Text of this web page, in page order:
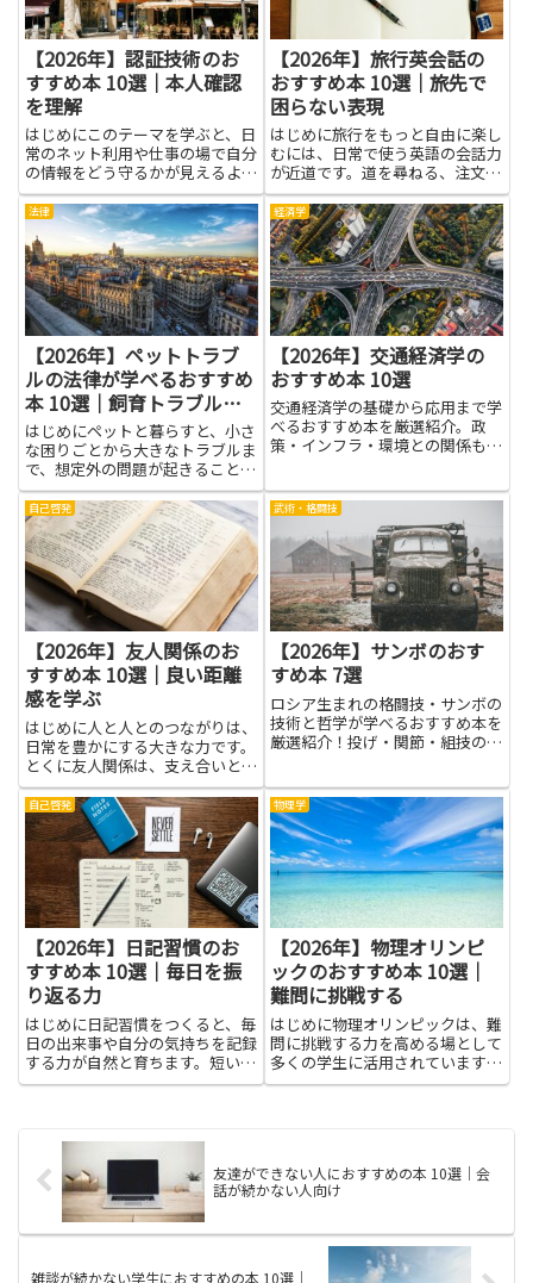
【2026年】認証技術のお
すすめ本 10選｜本人確認
を理解
はじめにこのテーマを学ぶと、日
常のネット利用や仕事の場で自分
の情報をどう守るかが見えるよう
になります。認証技術は、だれか
があなたの名を使って動くのを防
ぎ、本人確認のしくみを理解する
力を育ててくれます。メールや
SNS、オンラインショッピング
な...
【2026年】旅行英会話の
おすすめ本 10選｜旅先で
困らない表現
はじめに旅行をもっと自由に楽し
むには、日常で使う英語の会話力
が近道です。道を尋ねる、注文を
する、緊急時の連絡など、旅先で
よく使う場面で自分の言葉で伝え
られると安心感が広がります。こ
の記事では、旅行英会話を学ぶ人
に役立つ本の魅力をわかりやす
く...
法律
【2026年】ペットトラブ
ルの法律が学べるおすすめ
本 10選｜飼育トラブルを
防ぐ
はじめにペットと暮らすと、小さ
な困りごとから大きなトラブルま
で、想定外の問題が起きることが
あります。近所トラブルや咬傷、
賠償問題、迷子や遺失物の扱いな
ど、事前に法律の基本を知ってお
くと慌てずに対応できます。本記
事で取り上げる書籍を通して、
ペ...
経済学
【2026年】交通経済学の
おすすめ本 10選
交通経済学の基礎から応用まで学
べるおすすめ本を厳選紹介。政
策・インフラ・環境との関係も含
自己啓発
【2026年】友人関係のお
すすめ本 10選｜良い距離
感を学ぶ
はじめに人と人とのつながりは、
日常を豊かにする大きな力です。
とくに友人関係は、支え合いと新
しい発見の場として長く続くも
の。この記事で紹介する本を読み
進めると、相手の気持ちを想像す
る力や、意見が違うときの伝え
方、距離感の取り方が自然に身に
つき...
武術・格闘技
【2026年】サンボのおす
すめ本 7選
ロシア生まれの格闘技・サンボの
技術と哲学が学べるおすすめ本を
厳選紹介！投げ・関節・組技の強
自己啓発
【2026年】日記習慣のお
すすめ本 10選｜毎日を振
り返る力
はじめに日記習慣をつくると、毎
日の出来事や自分の気持ちを記録
する力が自然と育ちます。短い一
文でも始められるので、難しく感
気づきを見つける手助けになりま
す。そんな力を育む本は、無理
な...
物理学
【2026年】物理オリンピ
ックのおすすめ本 10選｜
難問に挑戦する
はじめに物理オリンピックは、難
問に挑戦する力を高める場として
多くの学生に活用されています。
正解を急ぐよりも、どう考えるか
に...
友達ができない人におすすめの本 10選｜会
話が続かない人向け
雑談が続かない学生におすすめの本 10選｜